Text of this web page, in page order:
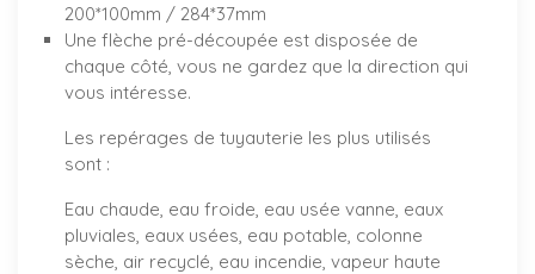
200*100mm / 284*37mm
Une flèche pré-découpée est disposée de
chaque côté, vous ne gardez que la direction qui
vous intéresse.
Les repérages de tuyauterie les plus utilisés
sont :
Eau chaude, eau froide, eau usée vanne, eaux
pluviales, eaux usées, eau potable, colonne
sèche, air recyclé, eau incendie, vapeur haute